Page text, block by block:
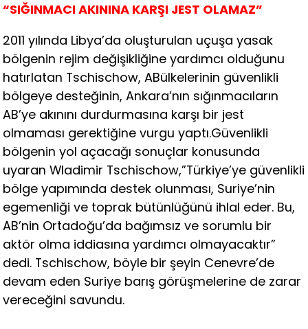
“SIĞINMACI AKININA KARŞI JEST OLAMAZ”
2011 yılında Libya’da oluşturulan uçuşa yasak
bölgenin rejim değişikliğine yardımcı olduğunu
hatırlatan Tschischow, ABülkelerinin güvenlikli
bölgeye desteğinin, Ankara’nın sığınmacıların
AB’ye akınını durdurmasına karşı bir jest
olmaması gerektiğine vurgu yaptı.Güvenlikli
bölgenin yol açacağı sonuçlar konusunda
uyaran Wladimir Tschischow,”Türkiye’ye güvenlikli
bölge yapımında destek olunması, Suriye’nin
egemenliği ve toprak bütünlüğünü ihlal eder. Bu,
AB’nin Ortadoğu’da bağımsız ve sorumlu bir
aktör olma iddiasına yardımcı olmayacaktır”
dedi. Tschischow, böyle bir şeyin Cenevre’de
devam eden Suriye barış görüşmelerine de zarar
vereceğini savundu.